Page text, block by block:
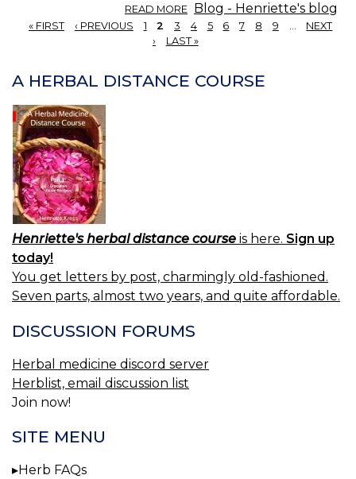
READ MORE ABOUT
HERB
INFO
OIL
Blog - Henriette's blog
« FIRST ‹ PREVIOUS 1 2 3 4 5 6 7 8 9 …
NEXT
›
LAST »
A HERBAL DISTANCE COURSE
Henriette's herbal distance course is here. Sign up
today!
You get letters by post, charmingly old-fashioned.
Seven parts, almost two years, and quite affordable.
DISCUSSION FORUMS
Herbal medicine discord server
Herblist, email discussion list
Join now!
SITE MENU
Herb FAQs